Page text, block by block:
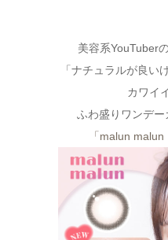
美容系YouTuber
「ナチュラルが良い
カワイ
ふわ盛りワンデ
「malun malun